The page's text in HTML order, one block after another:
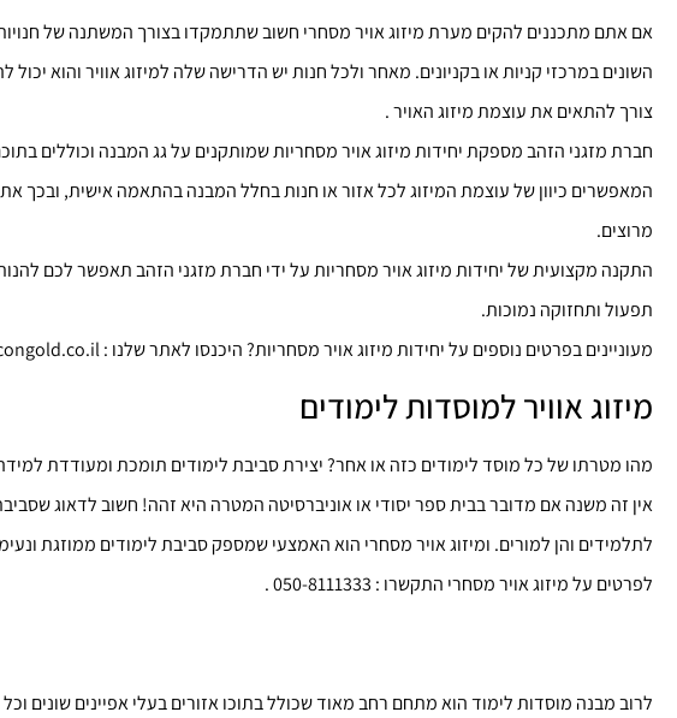
אם אתם מתכננים להקים מערת מיזוג אויר מסחרי חשוב שתתמקדו בצורך המשתנה של
השונים במרכזי קניות או בקניונים. מאחר ולכל חנות יש הדרישה שלה למיזוג אוויר והוא
צורך להתאים את עוצמת מיזוג האויר .
חברת מזגני הזהב מספקת יחידות מיזוג אויר מסחריות שמותקנים על גג המבנה וכוללים
המאפשרים כיוון של עוצמת המיזוג לכל אזור או חנות בחלל המבנה בהתאמה אישית, ובכך
מרוצים.
התקנה מקצועית של יחידות מיזוג אויר מסחריות על ידי חברת מזגני הזהב תאפשר לכם להנות
תפעול ותחזוקה נמוכות.
מעוניינים בפרטים נוספים על יחידות מיזוג אויר מסחריות? היכנסו לאתר שלנו : https://aircongold.co.il/
מיזוג אוויר למוסדות לימודים
מהו מטרתו של כל מוסד לימודים כזה או אחר? יצירת סביבת לימודים תומכת ומעודדת
אין זה משנה אם מדובר בבית ספר יסודי או אוניברסיטה המטרה היא זהה! חשוב לדאוג
לתלמידים והן למורים. ומיזוג אויר מסחרי הוא האמצעי שמספק סביבת לימודים ממוזגת
לפרטים על מיזוג אויר מסחרי התקשרו : 050-8111333 .
לרוב מבנה מוסדות לימוד הוא מתחם רחב מאוד שכולל בתוכו אזורים בעלי אפיינים שונים